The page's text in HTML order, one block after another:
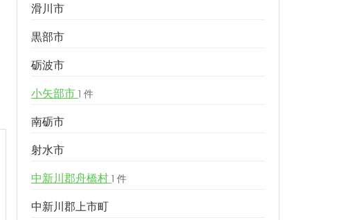
滑川市
黒部市
砺波市
小矢部市 1 件
南砺市
射水市
中新川郡舟橋村 1 件
中新川郡上市町